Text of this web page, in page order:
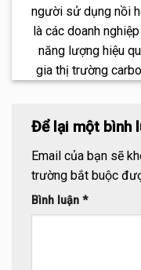
người sử dụng nồi
là các doanh
năng lượng hiệu
gia thị trường
Để lại một bình
Email của bạn sẽ
trường bắt buộc
Bình luận *